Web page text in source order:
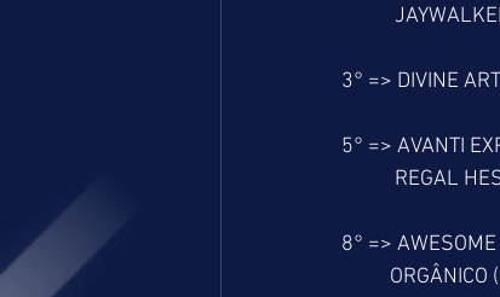
3° => DIVINE
5° => AVANTI
8° =>